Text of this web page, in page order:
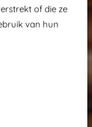
of die ze
van hun